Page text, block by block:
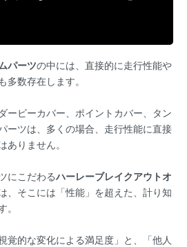
パーツの中には、直接的に走行性能や
数存在します。
ービーカバー、ポイントカバー、タン
ーツは、多くの場合、走行性能に直接
りません。
にこだわるハーレーブレイクアウトオ
、そこには「性能」を超えた、計り知
覚的な変化による満足度」と、「他人